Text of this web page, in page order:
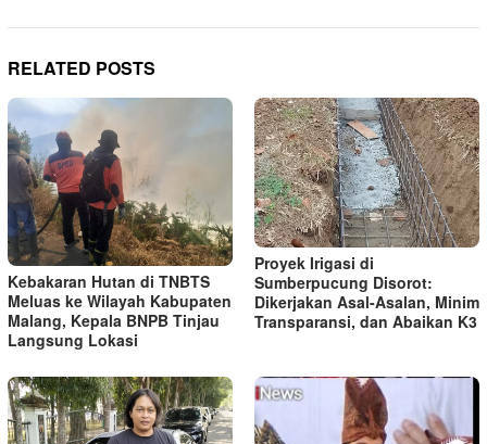
RELATED POSTS
Kebakaran Hutan di TNBTS
Meluas ke Wilayah Kabupaten
Malang, Kepala BNPB Tinjau
Langsung Lokasi
Proyek Irigasi di
Sumberpucung Disorot:
Dikerjakan Asal-Asalan, Minim
Transparansi, dan Abaikan K3